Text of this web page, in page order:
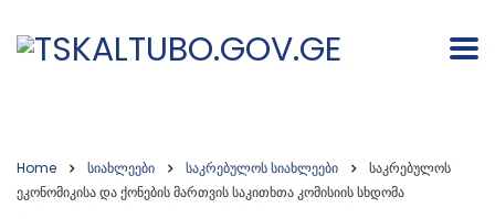
Home სიახლეები საკრებულოს სიახლეები
საკრებულოს
ეკონომიკისა და ქონების მართვის საკითხთა კომისიის სხდომა